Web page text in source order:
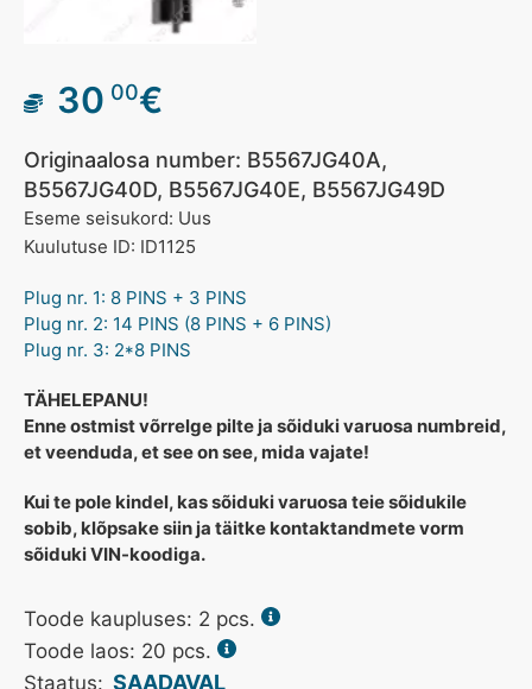
30 00€
Originaalosa number: B5567JG40A,
B5567JG40D, B5567JG40E, B5567JG49D
Eseme seisukord: Uus
Kuulutuse ID: ID1125
Plug nr. 1: 8 PINS + 3 PINS
Plug nr. 2: 14 PINS (8 PINS + 6 PINS)
Plug nr. 3: 2*8 PINS
TÄHELEPANU!
Enne ostmist võrrelge pilte ja sõiduki varuosa numbreid,
et veenduda, et see on see, mida vajate!
Kui te pole kindel, kas sõiduki varuosa teie sõidukile
sobib, klõpsake siin ja täitke kontaktandmete vorm
sõiduki VIN-koodiga.
Toode kaupluses: 2 pcs.
Toode laos: 20 pcs.
Staatus: SAADAVAL